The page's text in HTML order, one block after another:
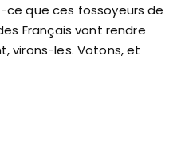
que ces fossoyeurs de
Français vont rendre
virons-les. Votons, et